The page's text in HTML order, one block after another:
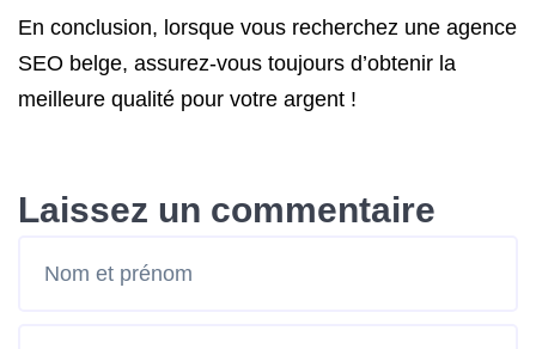
En conclusion, lorsque vous recherchez une agence
SEO belge, assurez-vous toujours d’obtenir la
meilleure qualité pour votre argent !
Laissez un commentaire